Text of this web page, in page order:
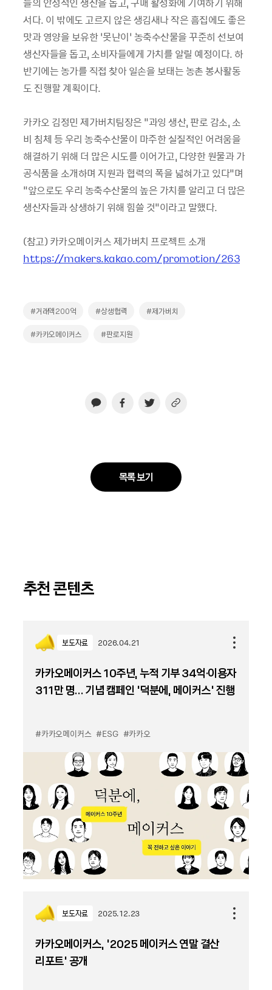
서다. 이 밖에도 고르지 않은 생김새나 작은 흠집에도 좋은
맛과 영양을 보유한 ‘못난이’ 농축수산물을 꾸준히 선보여
생산자들을 돕고, 소비자들에게 가치를 알릴 예정이다. 하
반기에는 농가를 직접 찾아 일손을 보태는 농촌 봉사활동
도 진행할 계획이다.
카카오 김정민 제가버치팀장은 “과잉 생산, 판로 감소, 소
비 침체 등 우리 농축수산물이 마주한 실질적인 어려움을
해결하기 위해 더 많은 시도를 이어가고, 다양한 원물과 가
공식품을 소개하며 지원과 협력의 폭을 넓혀가고 있다”며
“앞으로도 우리 농축수산물의 높은 가치를 알리고 더 많은
생산자들과 상생하기 위해 힘쓸 것”이라고 말했다.
(참고) 카카오메이커스 제가버치 프로젝트 소개
https://makers.kakao.com/promotion/263
#거래액200억 #상생협력 #제가버치
#카카오메이커스 #판로지원
목록 보기
추천 콘텐츠
보도자료 2026.04.21
카카오메이커스 10주년, 누적 기부 34억·이용자
311만 명… 기념 캠페인 ‘덕분에, 메이커스’ 진행
#카카오메이커스 #ESG #카카오
보도자료 2025.12.23
카카오메이커스, ‘2025 메이커스 연말 결산
리포트’ 공개